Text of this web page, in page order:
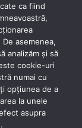
ca fiind
asemenea,
analizăm și să
cookie-uri
numai cu
opțiunea de a
la unele
asupra